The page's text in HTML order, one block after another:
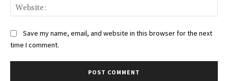
Save my name, email, and website in this browser for the next
time I comment.